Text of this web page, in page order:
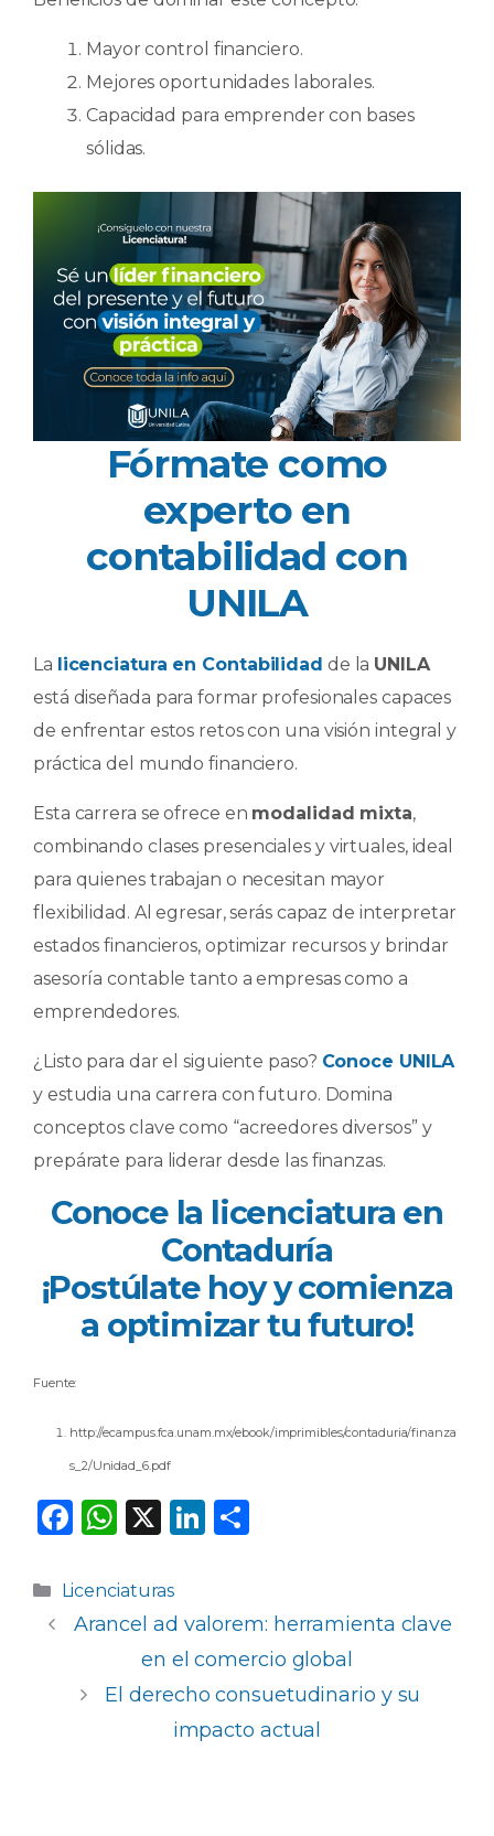
Mayor control financiero.
Mejores oportunidades laborales.
Capacidad para emprender con bases
sólidas.
Fórmate como
experto en
contabilidad con
UNILA
La licenciatura en Contabilidad de la UNILA
está diseñada para formar profesionales capaces
de enfrentar estos retos con una visión integral y
práctica del mundo financiero.
Esta carrera se ofrece en modalidad mixta,
combinando clases presenciales y virtuales, ideal
para quienes trabajan o necesitan mayor
flexibilidad. Al egresar, serás capaz de interpretar
estados financieros, optimizar recursos y brindar
asesoría contable tanto a empresas como a
emprendedores.
¿Listo para dar el siguiente paso? Conoce UNILA
y estudia una carrera con futuro. Domina
conceptos clave como “acreedores diversos” y
prepárate para liderar desde las finanzas.
Conoce la licenciatura en
Contaduría
¡Postúlate hoy y comienza
a optimizar tu futuro!
Fuente:
http://ecampus.fca.unam.mx/ebook/imprimibles/contaduria/finanza
s_2/Unidad_6.pdf
F
c
e
o
W
a
ts
A
p
X
Li
e
dI
n
p
ar
ti
r
Categorías
Licenciaturas
Arancel ad valorem: herramienta clave
en el comercio global
El derecho consuetudinario y su
impacto actual